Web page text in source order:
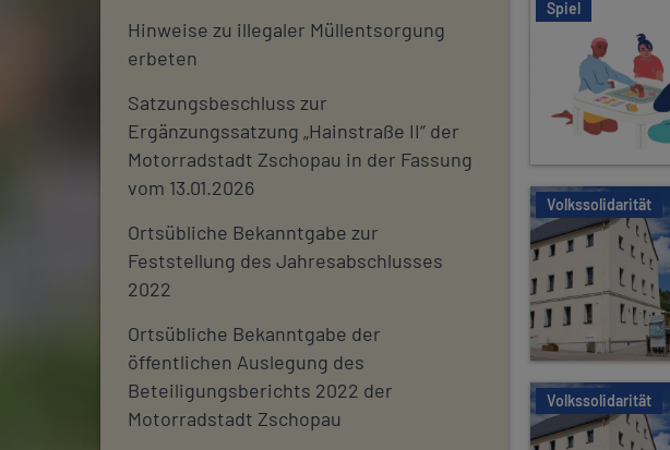
Hinweise zu illegaler Müllentsorgung
erbeten
Satzungsbeschluss zur
Ergänzungssatzung „Hainstraße II“ der
Motorradstadt Zschopau in der Fassung
vom 13.01.2026
Ortsübliche Bekanntgabe zur
Feststellung des Jahresabschlusses
2022
Ortsübliche Bekanntgabe der
öffentlichen Auslegung des
Beteiligungsberichts 2022 der
Motorradstadt Zschopau
Spiel
Volkssolidarität
Volkssolidarität